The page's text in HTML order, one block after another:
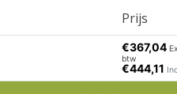
Prijs
€367,04
btw
€444,11